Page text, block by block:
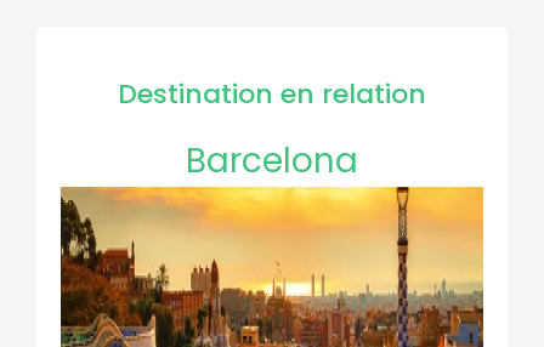
Destination en relation
Barcelona